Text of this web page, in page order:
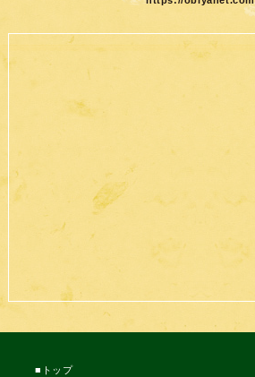
トップ